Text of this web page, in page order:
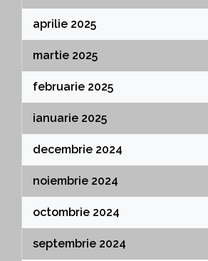
aprilie 2025
martie 2025
februarie 2025
ianuarie 2025
decembrie 2024
noiembrie 2024
octombrie 2024
septembrie 2024